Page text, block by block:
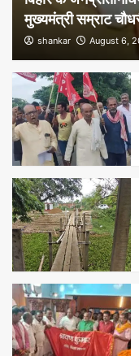
मुख्यमंत्री सम्राट
shankar August 6,